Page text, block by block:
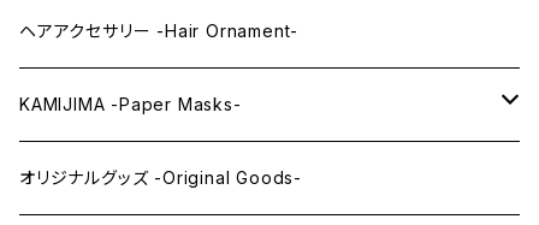
まつ毛 -Eyelash-
上半身タイツ -Upper Body Suits-
カスタム用品 -Custom Tools-
ウィッグメンテナンス -Wig Maintenance-
ヘアアクセサリー -Hair Ornament-
KAMIJIMA -Paper Masks-
ペーパーマスク -Paper Masks-
オリジナルグッズ -Original Goods-